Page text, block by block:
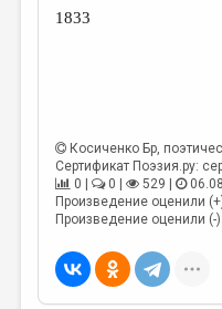
ТРЕДИАКОВСКИЙ
1833
Косиченко Бр,
Сертификат Поэзия.ру:
0 |
0 | 529 |
Произведение оценили
Произведение оценили (-):